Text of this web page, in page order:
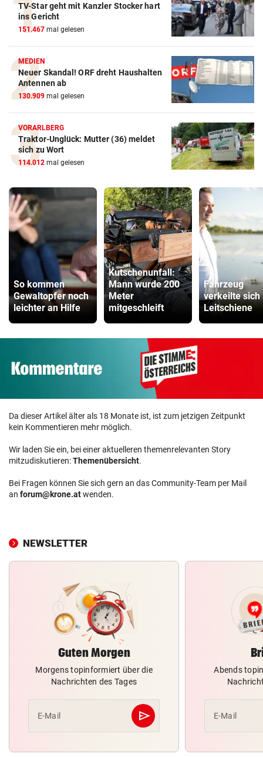
TV-Star geht mit Kanzler Stocker hart
ins Gericht
151.467 mal gelesen
MEDIEN
Neuer Skandal! ORF dreht Haushalten
Antennen ab
130.909 mal gelesen
VORARLBERG
Traktor-Unglück: Mutter (36) meldet
sich zu Wort
114.012 mal gelesen
So kommen
Gewaltopfer noch
leichter an Hilfe
Kutschenunfall:
Mann wurde 200
Meter
mitgeschleift
Fahrzeug
verkeilte sich
Leitschiene
Da dieser Artikel älter als 18 Monate ist, ist zum jetzigen Zeitpunkt
kein Kommentieren mehr möglich.
Wir laden Sie ein, bei einer aktuelleren themenrelevanten Story
mitzudiskutieren:Themenübersicht.
Bei Fragen können Sie sich gern an das Community-Team per Mail
an forum@krone.atwenden.
NEWSLETTER
Guten Morgen
Morgens topinformiert über die
Nachrichten des Tages
E-Mail send
Abschicken
Abends
E-Mail